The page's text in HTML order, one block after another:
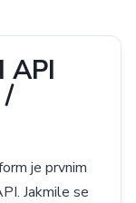
API
je prvnim
Jakmile se